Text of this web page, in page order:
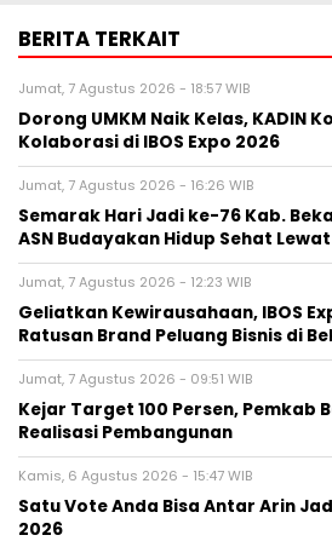
BERITA TERKAIT
Jumat, 7 Agustus 2026 - 18:57 WIB
Dorong UMKM Naik Kelas, KADIN
Kolaborasi di IBOS Expo 2026
Jumat, 7 Agustus 2026 - 16:26 WIB
‎Semarak Hari Jadi ke-76 Kab.
ASN Budayakan Hidup Sehat
Jumat, 7 Agustus 2026 - 12:23 WIB
‎Geliatkan Kewirausahaan, IBOS
Ratusan Brand Peluang Bisnis di
Jumat, 7 Agustus 2026 - 09:51 WIB
Kejar Target 100 Persen, Pemkab
Realisasi Pembangunan
Kamis, 6 Agustus 2026 - 15:47 WIB
Satu Vote Anda Bisa Antar Arin
2026